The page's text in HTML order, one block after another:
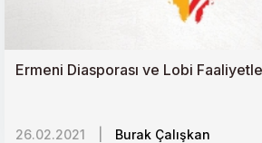
Çok Denklemli Libya Sorunu ve Türkiye
Ermeni Diasporası ve Lobi
26.02.2021 Burak Çalışkan